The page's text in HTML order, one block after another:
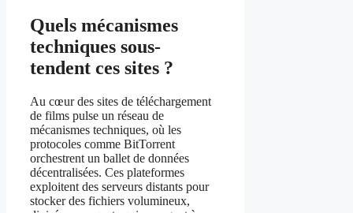
Quels mécanismes
techniques sous-
tendent ces sites ?
Au cœur des sites de téléchargement
de films pulse un réseau de
mécanismes techniques, où les
protocoles comme BitTorrent
orchestrent un ballet de données
décentralisées. Ces plateformes
exploitent des serveurs distants pour
stocker des fichiers volumineux,